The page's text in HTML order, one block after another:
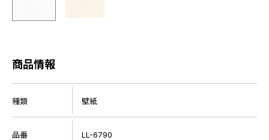
商品情報
種類 壁紙
品番 LL-6790